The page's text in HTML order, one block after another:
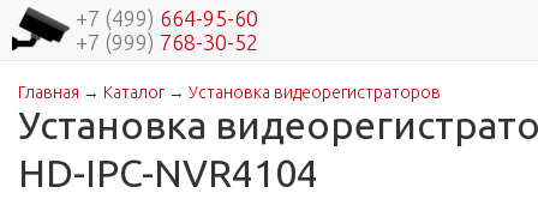
+7 (499) 664-95-60
+7 (999) 768-30-52
Вы здесь
Главная → Каталог→ Установка видеорегистраторов
Установка
HD-IPC-NVR4104